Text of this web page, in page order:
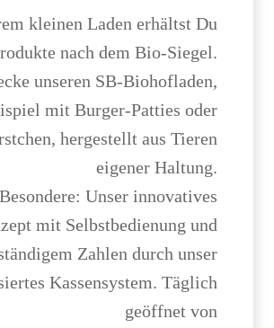
kleinen Laden erhältst Du
nach dem Bio-Siegel.
unseren SB-Biohofladen,
mit Burger-Patties oder
hergestellt aus Tieren
eigener Haltung.
Unser innovatives
mit Selbstbedienung und
Zahlen durch unser
Kassensystem. Täglich
geöffnet von